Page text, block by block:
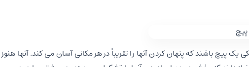
یک پیچ باشند که پنهان کردن آنها را تقریباً در هر مکانی آسان می کند. آنها هنوز